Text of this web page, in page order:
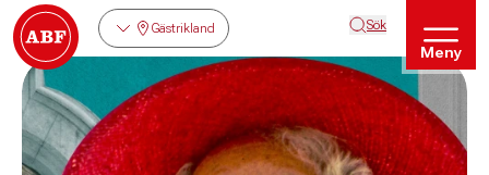
Gästrikland Sök
Meny